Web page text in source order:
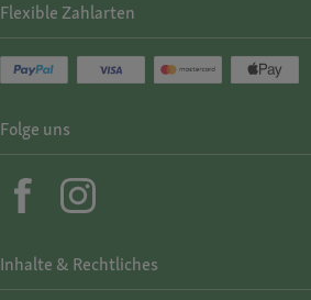
Inhalte & Rechtliches
Flexible Zahlarten
Folge uns